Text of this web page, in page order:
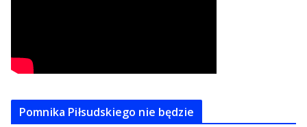
Pomnika Piłsudskiego nie będzie